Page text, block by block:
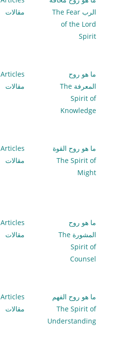
الرب The Fear
of the Lord
Spirit
مقالات
ما هو روح
المعرفة The
Spirit of
Knowledge
Articles
مقالات
ما هو روح القوة
The Spirit of
Might
Articles
مقالات
ما هو روح
المشورة The
Spirit of
Counsel
Articles
مقالات
ما هو روح الفهم
The Spirit of
Understanding
Articles
مقالات